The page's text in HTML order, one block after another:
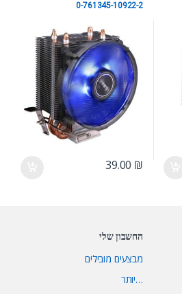
ANTEC
0-761345-10922-2
39.00 ₪
החשבון שלי
מבצעים מובילים
…יותר